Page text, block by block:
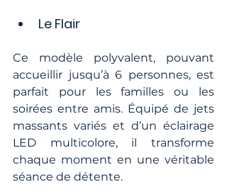
Le Flair
Ce modèle polyvalent, pouvant
accueillir jusqu’à 6 personnes, est
parfait pour les familles ou les
soirées entre amis. Équipé de jets
massants variés et d’un éclairage
LED multicolore, il transforme
chaque moment en une véritable
séance de détente.